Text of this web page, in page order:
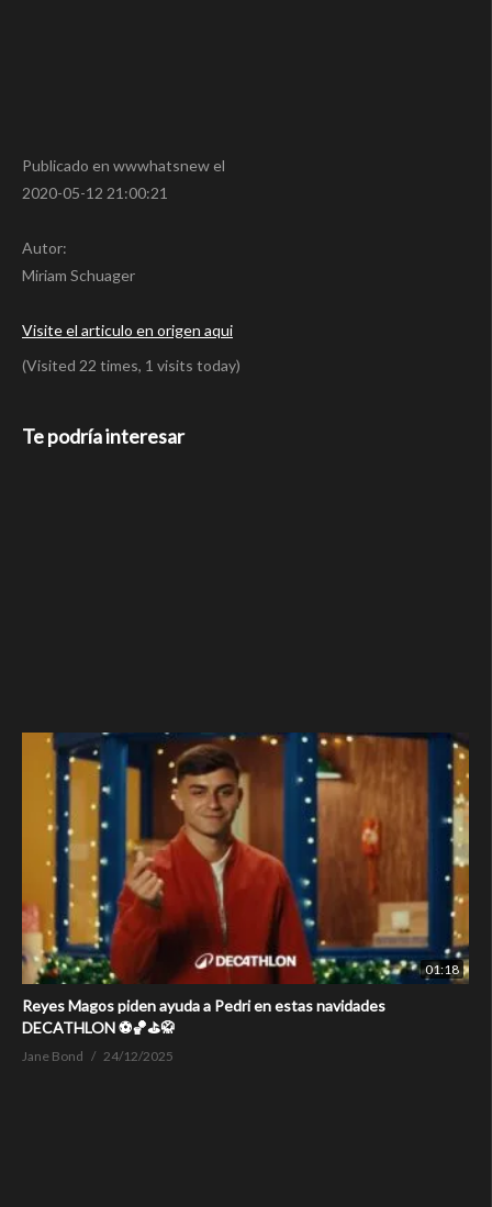
Publicado en wwwhatsnew el
2020-05-12 21:00:21
Autor:
Miriam Schuager
Visite el articulo en origen aqui
(Visited 22 times, 1 visits today)
Te podría interesar
01:18
Reyes Magos piden ayuda a Pedri en estas navidades
DECATHLON ⚽🏀⛳🥋
Jane Bond 24/12/2025